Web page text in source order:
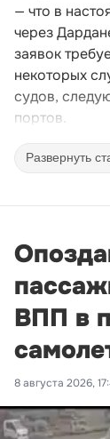
— что в
через
заявок
некоторых
судов,
портов.
Развернуть
ВПП в
8 августа 2026,